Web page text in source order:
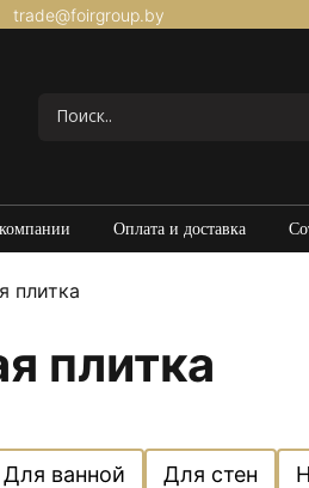
trade@foirgroup.by
Оплата и доставка
плитка
плитка
Для ванной Для стен